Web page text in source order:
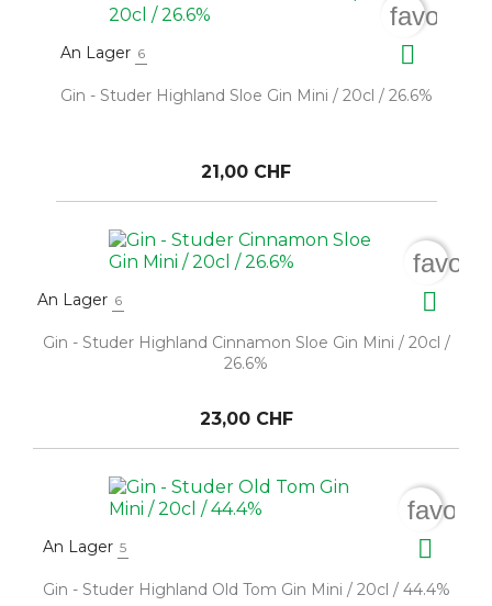
An Lager 6 
Gin - Studer Highland Sloe Gin Mini / 20cl / 26.6%
21,00 CHF
An Lager 6 
Gin - Studer Highland Cinnamon Sloe Gin Mini / 20cl /
26.6%
23,00 CHF
An Lager 5 
Gin - Studer Highland Old Tom Gin Mini / 20cl / 44.4%